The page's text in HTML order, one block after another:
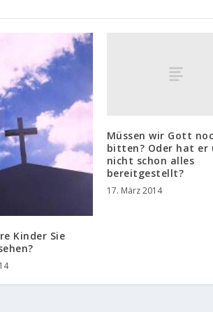
Kinder Sie
Müssen wir Gott
bitten? Oder hat er
nicht schon alles
bereitgestellt?
17. März 2014